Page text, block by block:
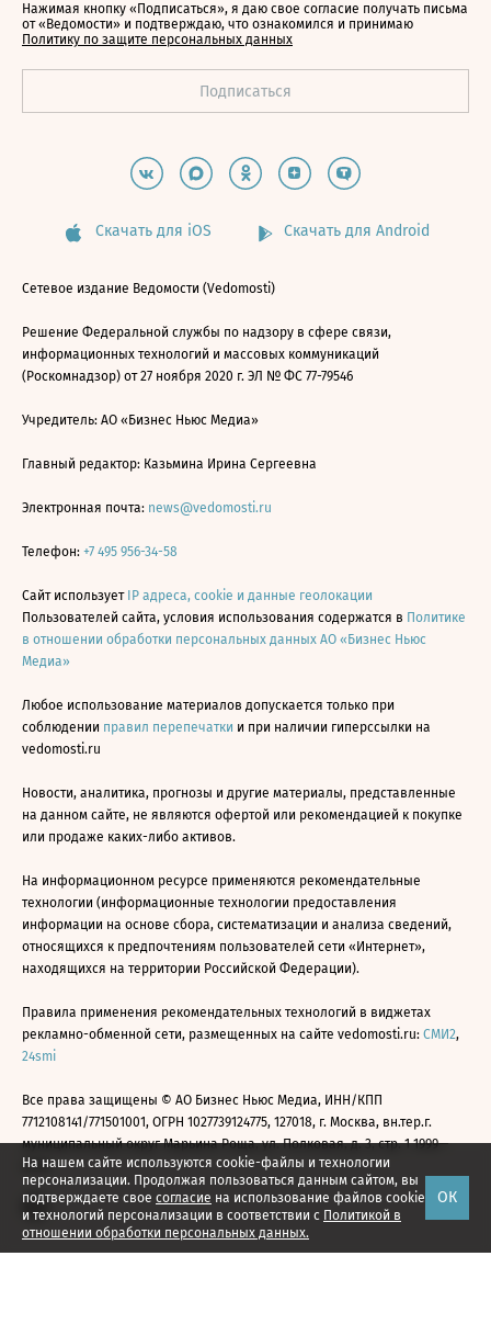
На нашем сайте используются cookie-файлы и технологии
персонализации. Продолжая пользоваться данным сайтом, вы
подтверждаете свое согласие на использование файлов cookie
и технологий персонализации в соответствии с Политикой в
отношении обработки персональных данных.
ОК
Нажимая кнопку «Подписаться», я даю свое согласие получать письма
от «Ведомости» и подтверждаю, что ознакомился и принимаю
Политику по защите персональных данных
Скачать для iOS Скачать для Android
Сетевое издание Ведомости (Vedomosti)
Решение Федеральной службы по надзору в сфере связи,
информационных технологий и массовых коммуникаций
(Роскомнадзор) от 27 ноября 2020 г. ЭЛ № ФС 77-79546
Учредитель: АО «Бизнес Ньюс Медиа»
Главный редактор: Казьмина Ирина Сергеевна
Электронная почта: news@vedomosti.ru
Телефон: +7 495 956-34-58
Сайт использует IP адреса, cookie и данные геолокации
Пользователей сайта, условия использования содержатся в Политике
в отношении обработки персональных данных АО «Бизнес Ньюс
Медиа»
Любое использование материалов допускается только при
соблюдении правил перепечатки и при наличии гиперссылки на
vedomosti.ru
Новости, аналитика, прогнозы и другие материалы, представленные
на данном сайте, не являются офертой или рекомендацией к покупке
или продаже каких-либо активов.
На информационном ресурсе применяются рекомендательные
технологии (информационные технологии предоставления
информации на основе сбора, систематизации и анализа сведений,
относящихся к предпочтениям пользователей сети «Интернет»,
находящихся на территории Российской Федерации).
Правила применения рекомендательных технологий в виджетах
рекламно-обменной сети, размещенных на сайте vedomosti.ru: СМИ2,
24smi
Все права защищены © АО Бизнес Ньюс Медиа, ИНН/КПП
7712108141/771501001, ОГРН 1027739124775, 127018, г. Москва, вн.тер.г.
муниципальный округ Марьина Роща, ул. Полковая, д. 3, стр. 1 1999—
2026